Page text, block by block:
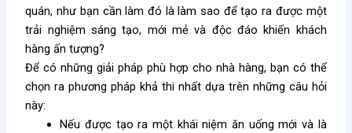
quán, như bạn cần làm đó là làm sao để tạo ra được một
trải nghiệm sáng tạo, mới mẻ và độc đáo khiến khách
hàng ấn tượng?
Để có những giải pháp phù hợp cho nhà hàng, bạn có thể
chọn ra phương pháp khả thi nhất dựa trên những câu hỏi
này:
Nếu được tạo ra một khái niệm ăn uống mới và là